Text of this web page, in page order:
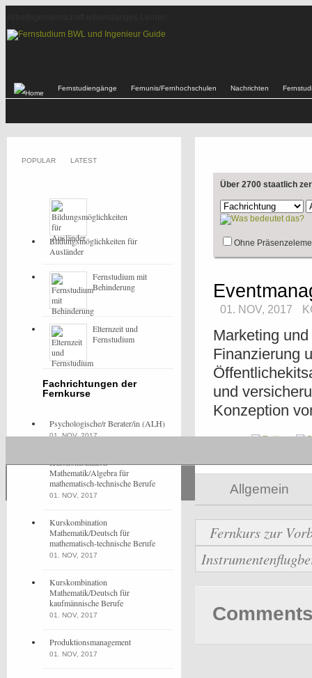
Fernstudiengänge Fernunis/Fernhochschulen Nachrichten
Über 2700 staatlich
Ohne
01. NOV, 2017
Marketing
Finanzierung
und
Konzeption
Allgemein
Fernkurs zur
POPULAR LATEST
Bildungsmöglichkeiten für
Ausländer
Fernstudium mit
Behinderung
Elternzeit und
Fernstudium
Fachrichtungen der
Fernkurse
Psychologische/r Berater/in (ALH)
01. NOV, 2017
Kurskombination
Mathematik/Algebra für
mathematisch-technische Berufe
01. NOV, 2017
Kurskombination
Mathematik/Deutsch für
mathematisch-technische Berufe
01. NOV, 2017
Kurskombination
Mathematik/Deutsch für
kaufmännische Berufe
01. NOV, 2017
Produktionsmanagement
01. NOV, 2017